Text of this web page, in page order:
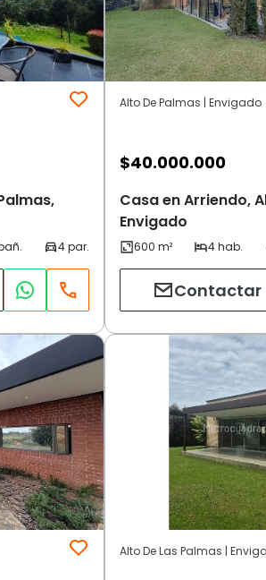
Alto De Palmas | Envigado
$40.000.000
Casa en Arriendo,
Envigado
Contactar
Alto De Las Palmas |